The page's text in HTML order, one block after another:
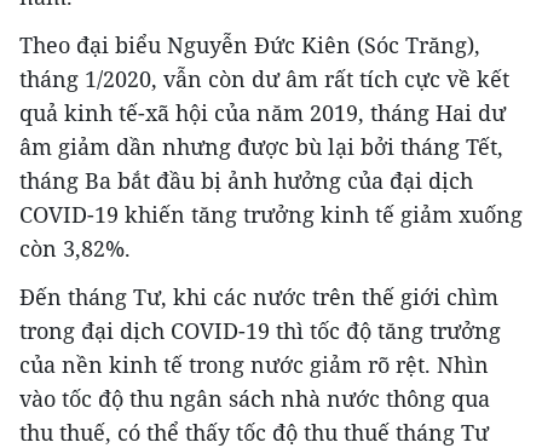
Theo đại biểu Nguyễn Đức Kiên (Sóc Trăng),
tháng 1/2020, vẫn còn dư âm rất tích cực về kết
quả kinh tế-xã hội của năm 2019, tháng Hai dư
âm giảm dần nhưng được bù lại bởi tháng Tết,
tháng Ba bắt đầu bị ảnh hưởng của đại dịch
COVID-19 khiến tăng trưởng kinh tế giảm xuống
còn 3,82%.
Đến tháng Tư, khi các nước trên thế giới chìm
trong đại dịch COVID-19 thì tốc độ tăng trưởng
của nền kinh tế trong nước giảm rõ rệt. Nhìn
vào tốc độ thu ngân sách nhà nước thông qua
thu thuế, có thể thấy tốc độ thu thuế tháng Tư